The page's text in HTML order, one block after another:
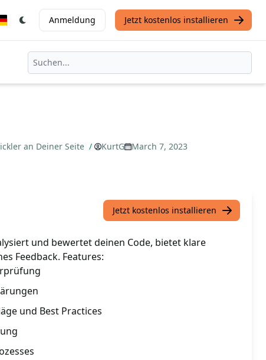
Anmeldung Jetzt kostenlos installieren
an Deiner Seite / KurtG
March 7, 2023
Jetzt kostenlos installieren
und bewertet deinen Code, bietet klare
Feedback. Features:
und Best Practices